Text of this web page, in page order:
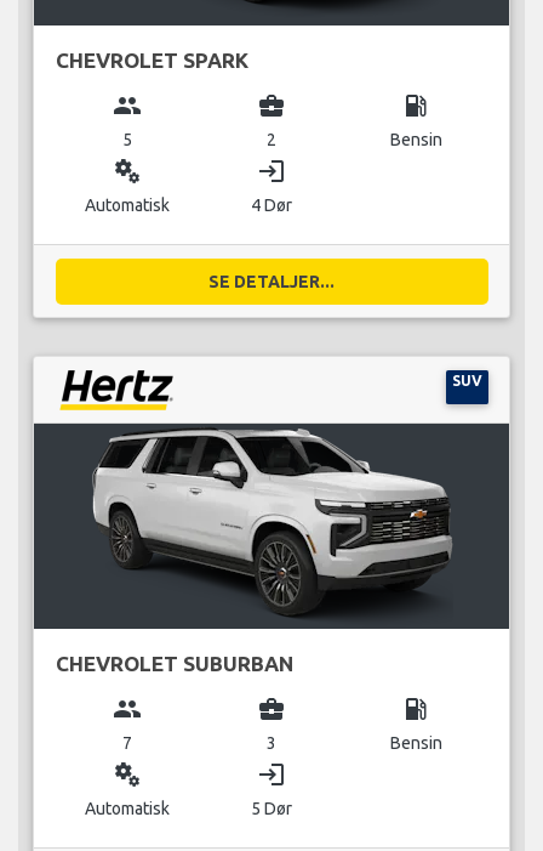
CHEVROLET SPARK
group
5
business_center
2
local_gas_station
Bensin
miscellaneous_services
Automatisk
login
4 Dør
SE DETALJER...
SUV
CHEVROLET SUBURBAN
group
7
business_center
3
local_gas_station
Bensin
miscellaneous_services
Automatisk
login
5 Dør